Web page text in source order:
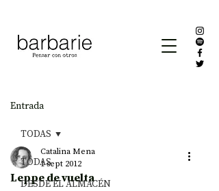
Entrada
TODAS
DESDE EL ALMACÉN
TODAS
Leppe de vuelta
Catalina Mena
1 sept 2012